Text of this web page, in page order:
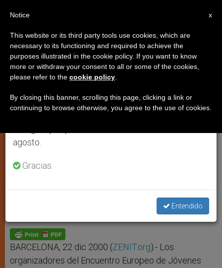
80.000 jóvenes participarán en el
Encuentro de Taizé en Barcelona
países del Este
DICIEMBRE 22, 2000 00:00
h
A
p
p
e
n
g
e
r
a
o
o
k
w
e
h
BARCELONA, 22 dic 2000 (ZENIT.org).- Los
organizadores del Encuentro Europeo de Jóvenes
×
Aviso importante
Del 27 de julio al 7 de agosto haremos la pausa
anual, aprovechando que en el periodo de verano
se generan menos informaciones y también el
agosto.
Gracias.
Entendido
x
Notice
This website or its third party tools use cookies, which are
necessary to its functioning and required to achieve the
purposes illustrated in the cookie policy. If you want to know
more or withdraw your consent to all or some of the cookies,
please refer to the cookie policy
By closing this banner, scrolling this page, clicking a link or
continuing to browse otherwise, you agree to the use of cookies.